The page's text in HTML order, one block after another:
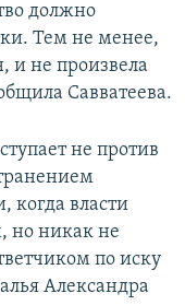
должно
Тем не менее,
и не произвела
Савватеева.
не против
когда власти
но никак не
по иску
Александра